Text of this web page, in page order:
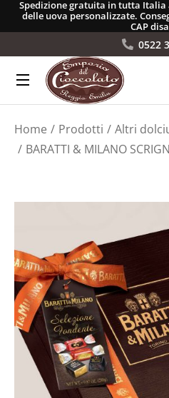
Spedizione gratuita in tutta Italia
delle uova personalizzate.
CAP
0522
Tu sei qui:
Home Prodotti
Altri
BARATTI & MILANO